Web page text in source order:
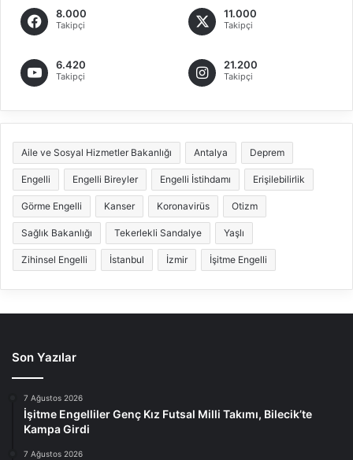
8.000
Takipçi
11.000
Takipçi
6.420
Takipçi
21.200
Takipçi
Aile ve Sosyal Hizmetler Bakanlığı Antalya Deprem
Engelli Engelli Bireyler Engelli İstihdamı Erişilebilirlik
Görme Engelli Kanser Koronavirüs Otizm
Sağlık Bakanlığı Tekerlekli Sandalye Yaşlı
Zihinsel Engelli İstanbul İzmir İşitme Engelli
Son Yazılar
7 Ağustos 2026
İşitme Engelliler Genç Kız Futsal Milli Takımı, Bilecik’te
Kampa Girdi
7 Ağustos 2026